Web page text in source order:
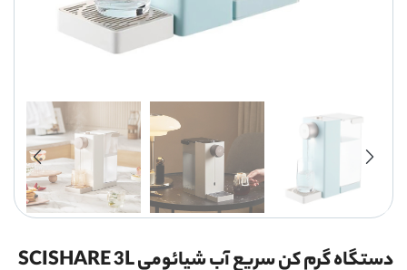
دستگاه گرم کن سریع آب شیائومی SCISHARE 3L